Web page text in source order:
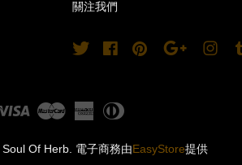
關注我們
Twitter FacebookPinterest Google
Visa Master AmericanDiners
Of Herb. 電子商務由EasyStore提供